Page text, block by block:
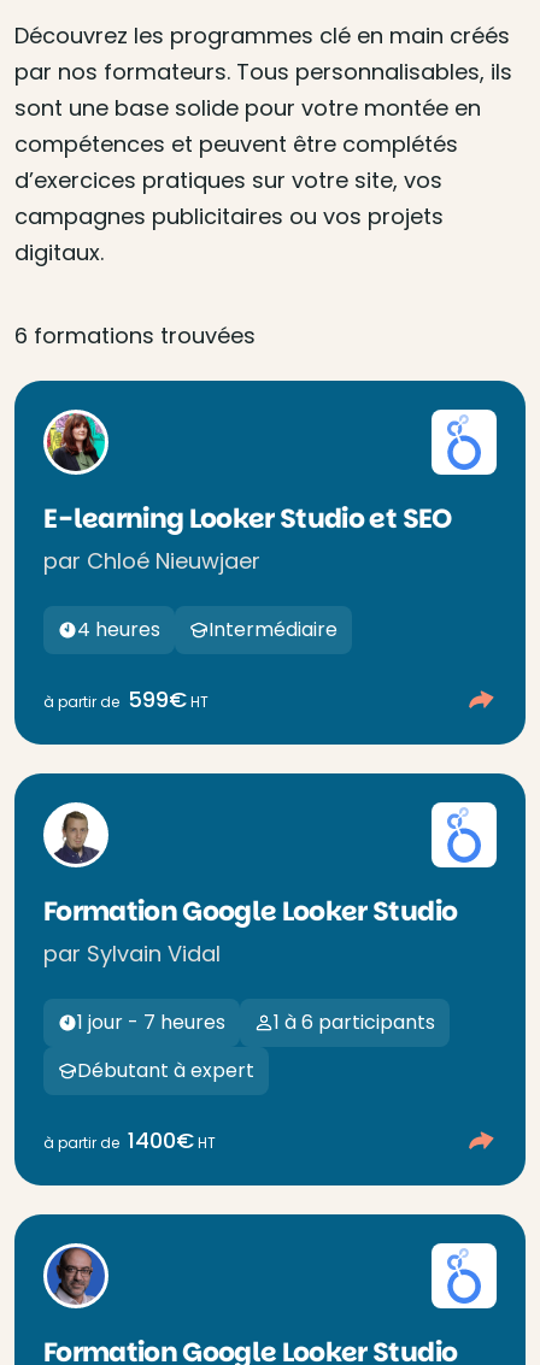
Découvrez les programmes clé en main créés
par nos formateurs. Tous personnalisables, ils
sont une base solide pour votre montée en
compétences et peuvent être complétés
d’exercices pratiques sur votre site, vos
campagnes publicitaires ou vos projets
digitaux.
6 formations trouvées
E-learning Looker Studio et SEO
par Chloé Nieuwjaer
4 heures Intermédiaire
à partir de 599€HT
Formation Google Looker Studio
par Sylvain Vidal
1 jour - 7 heures
1 à 6 participants
Débutant à expert
à partir de 1400€HT
Formation Google Looker Studio